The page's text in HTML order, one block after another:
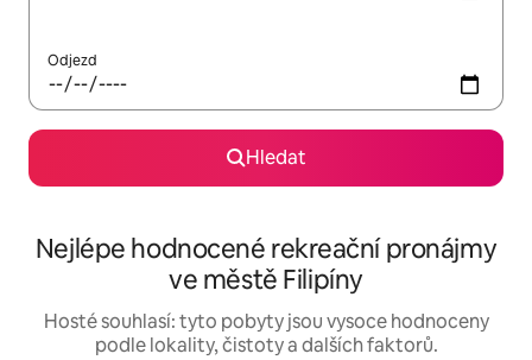
Odjezd
Hledat
Nejlépe hodnocené rekreační pronájmy
ve městě Filipíny
Hosté souhlasí: tyto pobyty jsou vysoce hodnoceny
podle lokality, čistoty a dalších faktorů.